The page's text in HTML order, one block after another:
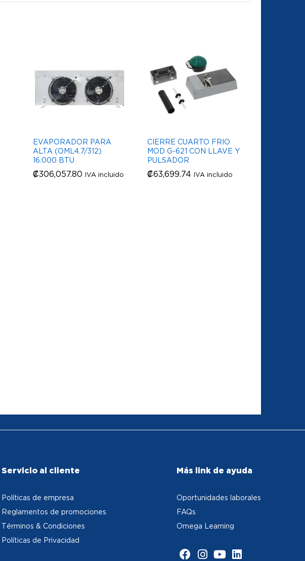
EVAPORADOR PARA
ALTA (OML4.7/312)
16.000 BTU
₡306,057.80 IVA incluido
₡306,057.80
CIERRE CUARTO FRIO
MOD G-621 CON LLAVE Y
PULSADOR
₡63,699.74 IVA incluido
₡63,699.74
Servicio al cliente
Políticas de empresa
Reglamentos de promociones
Términos & Condiciones
Políticas de Privacidad
Más link de ayuda
Oportunidades laborales
FAQs
Omega Learning